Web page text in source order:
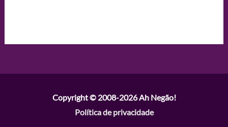
Copyright © 2008-2026Ah Negão!
Política de privacidade